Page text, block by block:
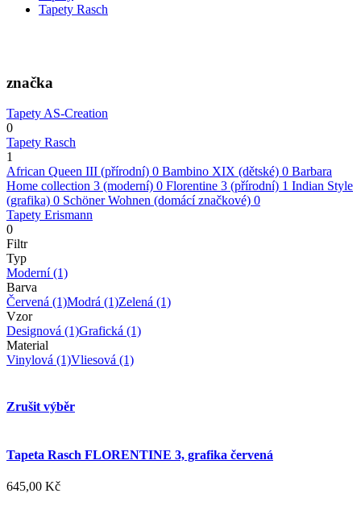
Tapety Rasch
značka
Tapety AS-Creation
0
Tapety Rasch
1
African Queen III (přírodní) 0 Bambino XIX (dětské) 0 Barbara
Home collection 3 (moderní) 0 Florentine 3 (přírodní) 1 Indian Style
(grafika) 0 Schöner Wohnen (domácí značkové) 0
Tapety Erismann
0
Filtr
Typ
Moderní(1)
Barva
Červená (1)Modrá (1)Zelená (1)
Vzor
Designová (1)Grafická (1)
Material
Vinylová (1)Vliesová (1)
Zrušit výběr
Tapeta Rasch FLORENTINE 3, grafika červená
645,00 Kč